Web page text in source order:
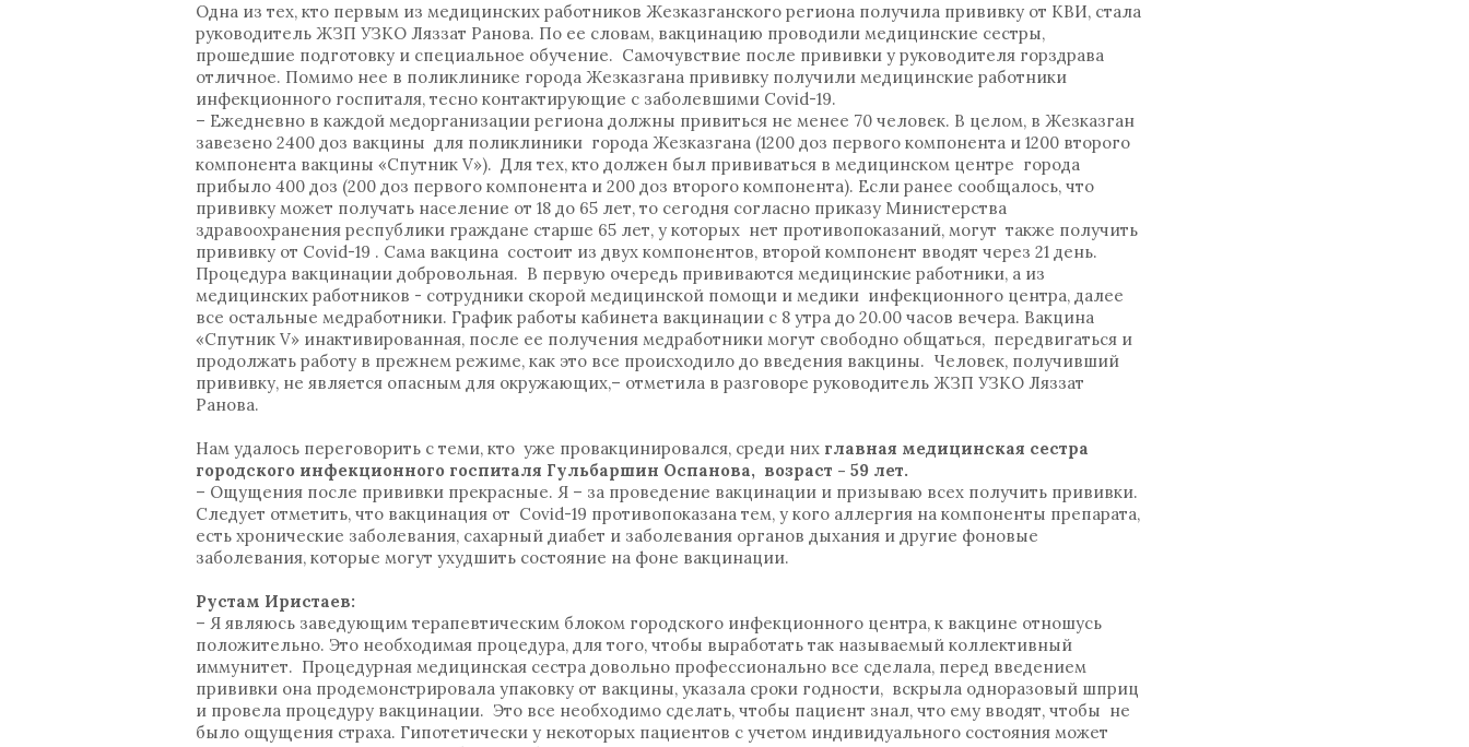
Одна из тех, кто первым из медицинских работников Жезказганского региона получила прививку от КВИ, стала
руководитель ЖЗП УЗКО Ляззат Ранова. По ее словам, вакцинацию проводили медицинские сестры,
прошедшие подготовку и специальное обучение. Самочувствие после прививки у руководителя горздрава
отличное. Помимо нее в поликлинике города Жезказгана прививку получили медицинские работники
инфекционного госпиталя, тесно контактирующие с заболевшими Covid-19.
– Ежедневно в каждой медорганизации региона должны привиться не менее 70 человек. В целом, в Жезказган
завезено 2400 доз вакцины для поликлиники города Жезказгана (1200 доз первого компонента и 1200 второго
компонента вакцины «Спутник V»). Для тех, кто должен был прививаться в медицинском центре города
прибыло 400 доз (200 доз первого компонента и 200 доз второго компонента). Если ранее сообщалось, что
прививку может получать население от 18 до 65 лет, то сегодня согласно приказу Министерства
здравоохранения республики граждане старше 65 лет, у которых нет противопоказаний, могут также получить
прививку от Covid-19 . Сама вакцина состоит из двух компонентов, второй компонент вводят через 21 день.
Процедура вакцинации добровольная. В первую очередь прививаются медицинские работники, а из
медицинских работников - сотрудники скорой медицинской помощи и медики инфекционного центра, далее
все остальные медработники. График работы кабинета вакцинации с 8 утра до 20.00 часов вечера. Вакцина
«Спутник V» инактивированная, после ее получения медработники могут свободно общаться, передвигаться и
продолжать работу в прежнем режиме, как это все происходило до введения вакцины. Человек, получивший
прививку, не является опасным для окружающих,– отметила в разговоре руководитель ЖЗП УЗКО Ляззат
Ранова.
Нам удалось переговорить с теми, кто уже провакцинировался, среди них главная медицинская сестра
городского инфекционного госпиталя Гульбаршин Оспанова, возраст - 59 лет.
– Ощущения после прививки прекрасные. Я – за проведение вакцинации и призываю всех получить прививки.
Следует отметить, что вакцинация от Covid-19 противопоказана тем, у кого аллергия на компоненты препарата,
есть хронические заболевания, сахарный диабет и заболевания органов дыхания и другие фоновые
заболевания, которые могут ухудшить состояние на фоне вакцинации.
Рустам Иристаев:
– Я являюсь заведующим терапевтическим блоком городского инфекционного центра, к вакцине отношусь
положительно. Это необходимая процедура, для того, чтобы выработать так называемый коллективный
иммунитет. Процедурная медицинская сестра довольно профессионально все сделала, перед введением
прививки она продемонстрировала упаковку от вакцины, указала сроки годности, вскрыла одноразовый шприц
и провела процедуру вакцинации. Это все необходимо сделать, чтобы пациент знал, что ему вводят, чтобы не
было ощущения страха. Гипотетически у некоторых пациентов с учетом индивидуального состояния может